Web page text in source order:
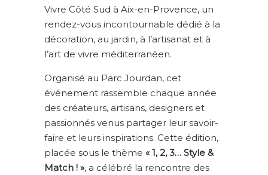
Vivre Côté Sud à Aix-en-Provence, un
rendez-vous incontournable dédié à la
décoration, au jardin, à l’artisanat et à
l’art de vivre méditerranéen.
Organisé au Parc Jourdan, cet
événement rassemble chaque année
des créateurs, artisans, designers et
passionnés venus partager leur savoir-
faire et leurs inspirations. Cette édition,
placée sous le thème « 1, 2, 3… Style &
Match ! », a célébré la rencontre des